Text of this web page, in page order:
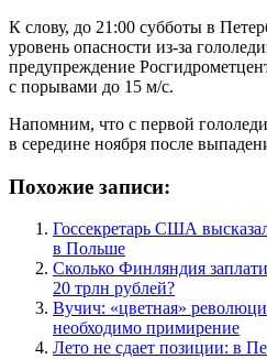
К слову, до 21:00 субботы в
уровень опасности из-за
предупреждение
с порывами до 15 м/c.
Напомним, что с первой
в середине ноября после
Похожие записи:
Госсекретарь США
в Польше
Сколько Финляндия
20 трлн рублей?
Вучич: «цветная»
необходимо примирение
Лето не сдает позиции: в